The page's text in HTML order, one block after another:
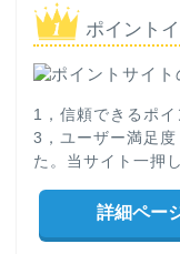
ポイント
1，信頼できるポ
3，ユーザー満足
た。当サイト一押
詳細ペー